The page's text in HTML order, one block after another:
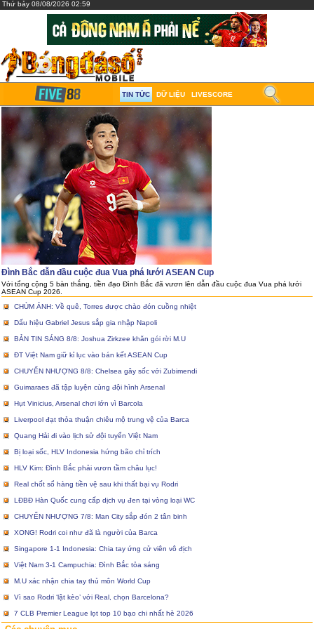
Thứ bảy 08/08/2026 02:59
TIN TỨC DỮ LIỆU LIVESCORE
Đình Bắc dẫn đầu cuộc đua Vua phá lưới ASEAN Cup
Với tổng cộng 5 bàn thắng, tiền đạo Đình Bắc đã vươn lên dẫn đầu cuộc đua Vua phá lưới
ASEAN Cup 2026.
CHÙM ẢNH: Về quê, Torres được chào đón cuồng nhiệt
Dấu hiệu Gabriel Jesus sắp gia nhập Napoli
BẢN TIN SÁNG 8/8: Joshua Zirkzee khăn gói rời M.U
ĐT Việt Nam giữ kỉ lục vào bán kết ASEAN Cup
CHUYỂN NHƯỢNG 8/8: Chelsea gây sốc với Zubimendi
Guimaraes đã tập luyện cùng đội hình Arsenal
Hụt Vinicius, Arsenal chơi lớn vì Barcola
Liverpool đạt thỏa thuận chiêu mộ trung vệ của Barca
Quang Hải đi vào lịch sử đội tuyển Việt Nam
Bị loại sốc, HLV Indonesia hứng bão chỉ trích
HLV Kim: Đình Bắc phải vươn tầm châu lục!
Real chốt sổ hàng tiền vệ sau khi thất bại vụ Rodri
LĐBĐ Hàn Quốc cung cấp dịch vụ đen tại vòng loại WC
CHUYỂN NHƯỢNG 7/8: Man City sắp đón 2 tân binh
XONG! Rodri coi như đã là người của Barca
Singapore 1-1 Indonesia: Chia tay ứng cử viên vô địch
Việt Nam 3-1 Campuchia: Đình Bắc tỏa sáng
M.U xác nhận chia tay thủ môn World Cup
Vì sao Rodri ‘lật kèo’ với Real, chọn Barcelona?
7 CLB Premier League lọt top 10 bạo chi nhất hè 2026